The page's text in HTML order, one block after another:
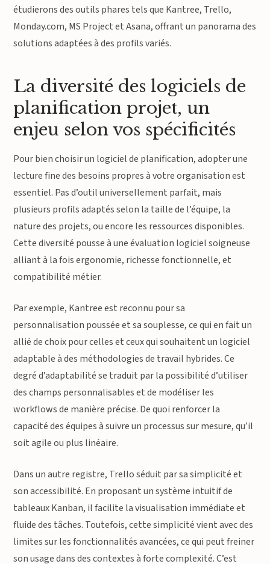
étudierons des outils phares tels que Kantree, Trello,
Monday.com, MS Project et Asana, offrant un panorama des
solutions adaptées à des profils variés.
La diversité des logiciels de
planification projet, un
enjeu selon vos spécificités
Pour bien choisir un logiciel de planification, adopter une
lecture fine des besoins propres à votre organisation est
essentiel. Pas d’outil universellement parfait, mais
plusieurs profils adaptés selon la taille de l’équipe, la
nature des projets, ou encore les ressources disponibles.
Cette diversité pousse à une évaluation logiciel soigneuse
alliant à la fois ergonomie, richesse fonctionnelle, et
compatibilité métier.
Par exemple, Kantree est reconnu pour sa
personnalisation poussée et sa souplesse, ce qui en fait un
allié de choix pour celles et ceux qui souhaitent un logiciel
adaptable à des méthodologies de travail hybrides. Ce
degré d’adaptabilité se traduit par la possibilité d’utiliser
des champs personnalisables et de modéliser les
workflows de manière précise. De quoi renforcer la
capacité des équipes à suivre un processus sur mesure, qu’il
soit agile ou plus linéaire.
Dans un autre registre, Trello séduit par sa simplicité et
son accessibilité. En proposant un système intuitif de
tableaux Kanban, il facilite la visualisation immédiate et
fluide des tâches. Toutefois, cette simplicité vient avec des
limites sur les fonctionnalités avancées, ce qui peut freiner
son usage dans des contextes à forte complexité. C’est